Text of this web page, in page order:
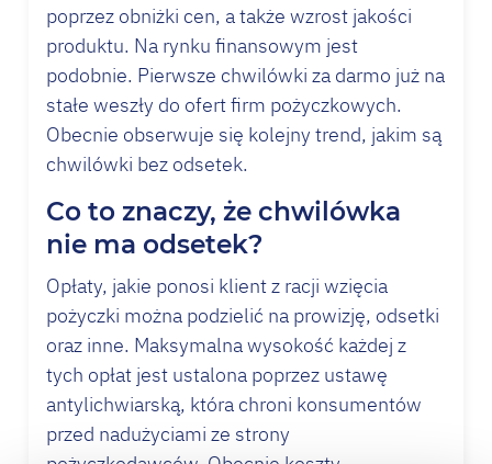
poprzez obniżki cen, a także wzrost jakości
produktu. Na rynku finansowym jest
podobnie. Pierwsze chwilówki za darmo już na
stałe weszły do ofert firm pożyczkowych.
Obecnie obserwuje się kolejny trend, jakim są
chwilówki bez odsetek.
Co to znaczy, że chwilówka
nie ma odsetek?
Opłaty, jakie ponosi klient z racji wzięcia
pożyczki można podzielić na prowizję, odsetki
oraz inne. Maksymalna wysokość każdej z
tych opłat jest ustalona poprzez ustawę
antylichwiarską, która chroni konsumentów
przed nadużyciami ze strony